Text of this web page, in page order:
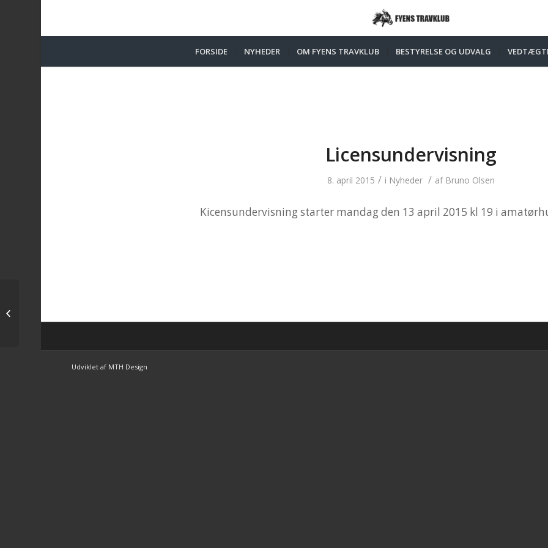
FORSIDE NYHEDER OM FYENS TRAVKLUB BESTYRELSE OG UDVALG
Licensundervisning
8. april 2015 / i Nyheder / af Bruno Olsen
Kicensundervisning starter mandag den 13 april 2015 kl 19 i
Udviklet af MTH Design
Halmstad